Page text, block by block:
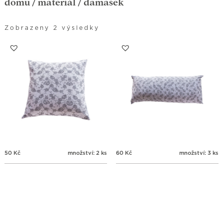
domů / materiál / damašek
Zobrazeny 2 výsledky
50 Kč množství: 2 ks 60 Kč množství: 3 ks